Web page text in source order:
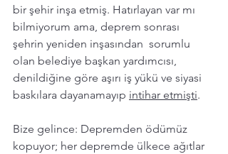
bir şehir inşa etmiş. Hatırlayan var mı
bilmiyorum ama, deprem sonrası
şehrin yeniden inşasından  sorumlu
olan belediye başkan yardımcısı,
denildiğine göre aşırı iş yükü ve siyasi
baskılara dayanamayıp intihar etmişti.
Bize gelince: Depremden ödümüz
kopuyor; her depremde ülkece ağıtlar